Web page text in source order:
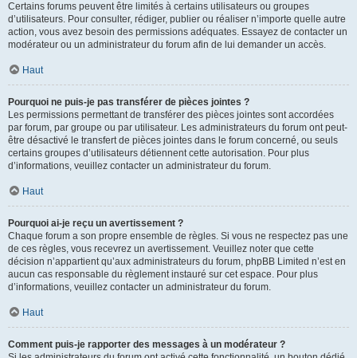
Certains forums peuvent être limités à certains utilisateurs ou groupes
d’utilisateurs. Pour consulter, rédiger, publier ou réaliser n’importe quelle autre
action, vous avez besoin des permissions adéquates. Essayez de contacter un
modérateur ou un administrateur du forum afin de lui demander un accès.
Haut
Pourquoi ne puis-je pas transférer de pièces jointes ?
Les permissions permettant de transférer des pièces jointes sont accordées
par forum, par groupe ou par utilisateur. Les administrateurs du forum ont peut-
être désactivé le transfert de pièces jointes dans le forum concerné, ou seuls
certains groupes d’utilisateurs détiennent cette autorisation. Pour plus
d’informations, veuillez contacter un administrateur du forum.
Haut
Pourquoi ai-je reçu un avertissement ?
Chaque forum a son propre ensemble de règles. Si vous ne respectez pas une
de ces règles, vous recevrez un avertissement. Veuillez noter que cette
décision n’appartient qu’aux administrateurs du forum, phpBB Limited n’est en
aucun cas responsable du règlement instauré sur cet espace. Pour plus
d’informations, veuillez contacter un administrateur du forum.
Haut
Comment puis-je rapporter des messages à un modérateur ?